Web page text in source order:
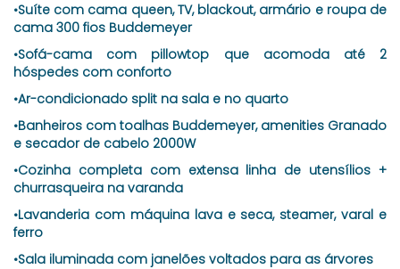
•Suíte com cama queen, TV, blackout, armário e roupa de
cama 300 fios Buddemeyer
•Sofá-cama com pillowtop que acomoda até 2
hóspedes com conforto
•Ar-condicionado split na sala e no quarto
•Banheiros com toalhas Buddemeyer, amenities Granado
e secador de cabelo 2000W
•Cozinha completa com extensa linha de utensílios +
churrasqueira na varanda
•Lavanderia com máquina lava e seca, steamer, varal e
ferro
•Sala iluminada com janelões voltados para as árvores